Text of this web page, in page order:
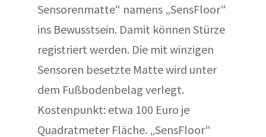
Sensorenmatte“ namens „SensFloor“
ins Bewusstsein. Damit können Stürze
registriert werden. Die mit winzigen
Sensoren besetzte Matte wird unter
dem Fußbodenbelag verlegt.
Kostenpunkt: etwa 100 Euro je
Quadratmeter Fläche. „SensFloor“